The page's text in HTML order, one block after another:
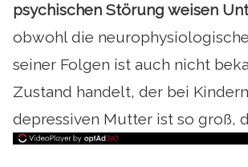
psychischen Störung weisen
obwohl die
seiner Folgen ist auch nicht
Zustand handelt, der bei
depressiven Mutter ist so groß,